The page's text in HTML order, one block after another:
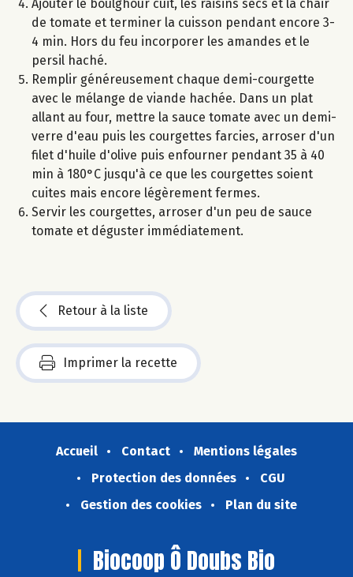
Ajouter le boulghour cuit, les raisins secs et la chair
de tomate et terminer la cuisson pendant encore 3-
4 min. Hors du feu incorporer les amandes et le
persil haché.
Remplir généreusement chaque demi-courgette
avec le mélange de viande hachée. Dans un plat
allant au four, mettre la sauce tomate avec un demi-
verre d'eau puis les courgettes farcies, arroser d'un
filet d'huile d'olive puis enfourner pendant 35 à 40
min à 180°C jusqu'à ce que les courgettes soient
cuites mais encore légèrement fermes.
Servir les courgettes, arroser d'un peu de sauce
tomate et déguster immédiatement.
Retour à la liste
Imprimer la recette
Accueil Contact
Mentions légales
Protection des données
CGU
Gestion des cookies
Plan du site
Biocoop Ô Doubs Bio